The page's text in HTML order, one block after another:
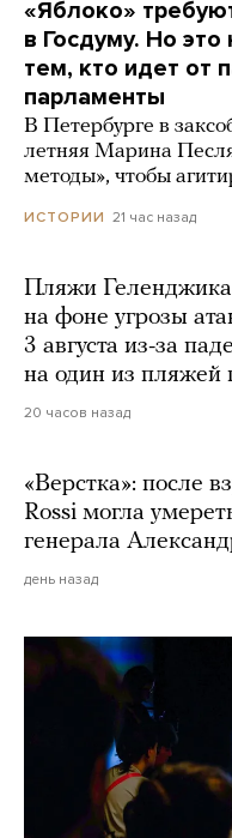
«Яблоко»
в Госдуму. Но
тем, кто идет от
парламенты
В Петербурге в
летняя Марина
методы», чтобы
ИСТОРИИ 21 час назад
Пляжи
на фоне угрозы
3 августа из-за
на один из пляжей
20 часов назад
«Верстка»: после
Rossi могла
генерала
день назад